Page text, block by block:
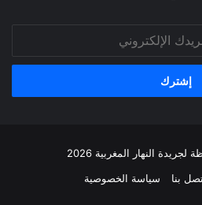
النهار المغربية 2026
بنا سياسة الخصوصية